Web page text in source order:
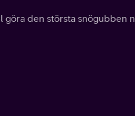
göra den största snögubben